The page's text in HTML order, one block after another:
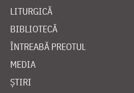
LITURGICĂ
BIBLIOTECĂ
ÎNTREABĂ PREOTUL
MEDIA
ȘTIRI